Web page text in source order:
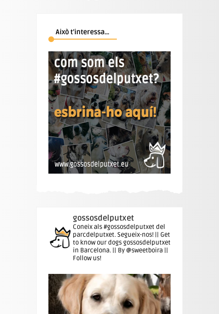
Això t’interessa…
gossosdelputxet
Coneix als #gossosdelputxet del
parcdelputxet. Segueix-nos! || Get
to know our dogs gossosdelputxet
in Barcelona. || By @sweetboira ||
Follow us!